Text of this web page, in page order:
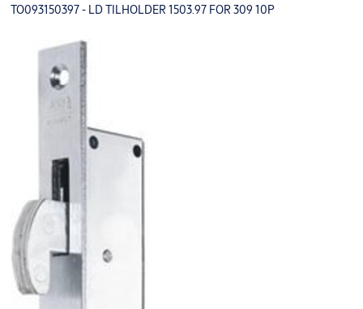
TO093150397 - LD TILHOLDER 1503.97 FOR 309 10P